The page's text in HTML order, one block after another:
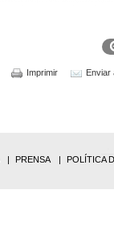
Enviar
Imprimir
PRENSA POLÍTICA